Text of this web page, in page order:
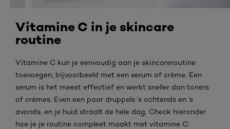
Vitamine C in je skincare
routine
Vitamine C kun je eenvoudig aan je skincareroutine
toevoegen, bijvoorbeeld met een serum of crème. Een
serum is het meest effectief en werkt sneller dan toners
of crèmes. Even een paar druppels ’s ochtends en ’s
avonds, en je huid straalt de hele dag. Check hieronder
hoe je je routine compleet maakt met vitamine C: